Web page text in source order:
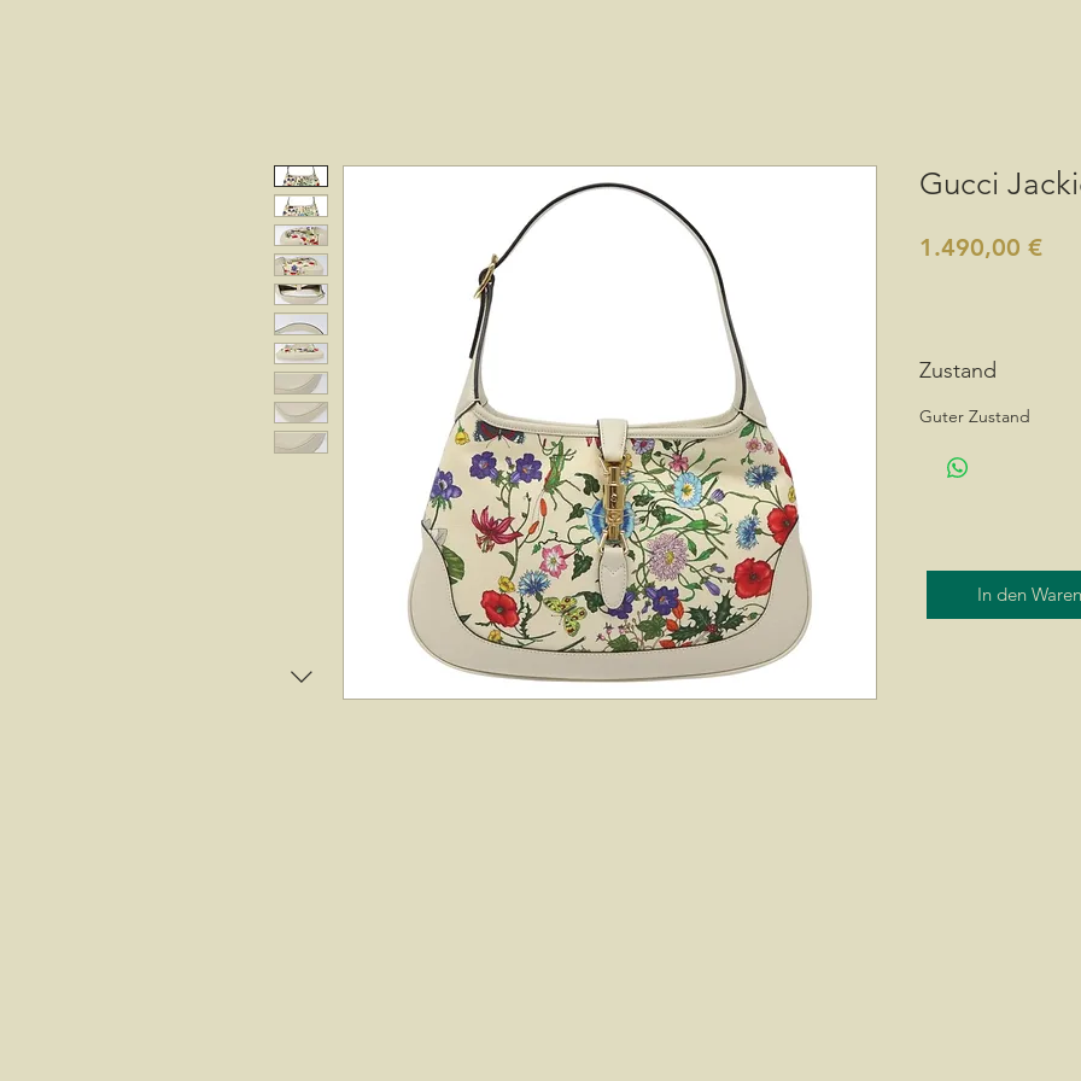
Gucci
1.490,00 €
Zustand
Guter Zustand
In den